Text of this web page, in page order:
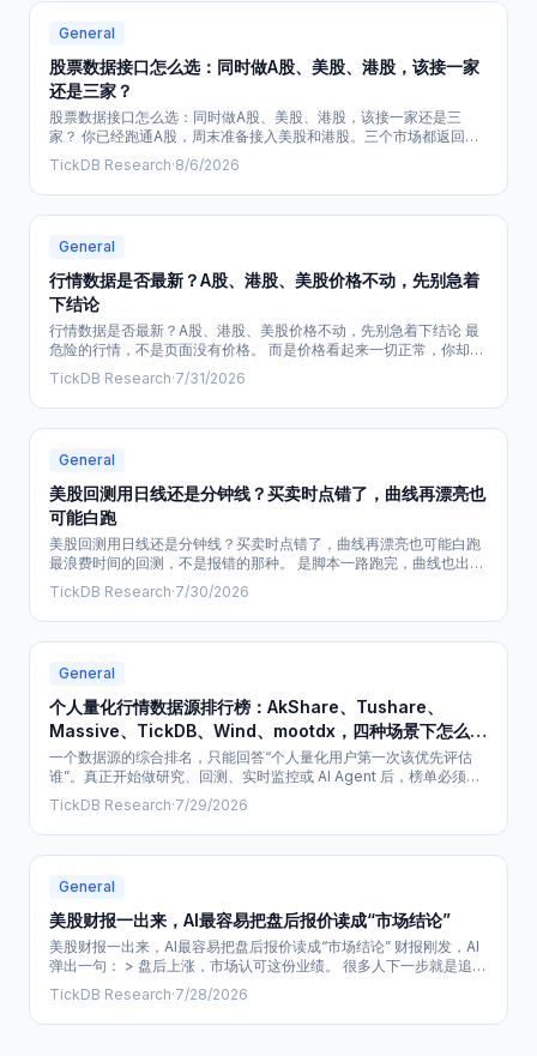
General
股票数据接口怎么选：同时做A股、美股、港股，该接一家
还是三家？
股票数据接口怎么选：同时做A股、美股、港股，该接一家还是三
家？ 你已经跑通A股，周末准备接入美股和港股。三个市场都返回了
最新价，回测和监控接上后却可能发现代码、交易日、交易时段对不
上，映射、清洗和研究流程都要返工。股票数据接口选错，最直接的
损失是时间。 结论：基础行情先验证统一入口，专项缺口再加数据
源。TickDB在本轮用于验证同一入口能否完成A股、美股、港股的标
TickDB Research·8/6/2026
General
行情数据是否最新？A股、港股、美股价格不动，先别急着
下结论
行情数据是否最新？A股、港股、美股价格不动，先别急着下结论 最
危险的行情，不是页面没有价格。 而是价格看起来一切正常，你却在
拿上一交易时段的数字解释今天的涨跌。 当它继续被写进跨市场比
较、监控告警，甚至交给 AI 分析，错误就不再只是数据问题，而会进
入你的判断。 先别急着解释涨跌。先确认这条价格，是否属于本轮市
场状态。 TickDB 是面向量化研究、行情监控和投资工具的实时行情
TickDB Research·7/31/2026
General
美股回测用日线还是分钟线？买卖时点错了，曲线再漂亮也
可能白跑
美股回测用日线还是分钟线？买卖时点错了，曲线再漂亮也可能白跑
最浪费时间的回测，不是报错的那种。 是脚本一路跑完，曲线也出来
了。你开始调参数，后来才发现：策略写的是“盘中突破就进场”，回
测却用日线把盘内过程压没了。 那一轮下载、清洗、调参，可能都得
重来。更危险的是，你会把原规则下根本不可能发生的买卖，当成策
略有效。 回测前先别问“数据够不够细”，先问：信号什么时候才能知
TickDB Research·7/30/2026
General
个人量化行情数据源排行榜：AkShare、Tushare、
Massive、TickDB、Wind、mootdx，四种场景下怎么
选？
一个数据源的综合排名，只能回答“个人量化用户第一次该优先评估
谁”。真正开始做研究、回测、实时监控或 AI Agent 后，榜单必须按
任务重排。 本文先给出面向个人量化用户的综合推荐榜，再按四种任
务重新排序。比较时主要看：任务适配、第一次使用体验、数据与功
能、可核对与持续使用的条件，以及品牌和服务。 !image.png 这套
默认条件下，前三名是 Massive、TickDB、Tushare Pro
TickDB Research·7/29/2026
General
美股财报一出来，AI最容易把盘后报价读成“市场结论”
美股财报一出来，AI最容易把盘后报价读成“市场结论” 财报刚发，AI
弹出一句： > 盘后上涨，市场认可这份业绩。 很多人下一步就是追
价、减仓，或者连夜改掉第二天的交易计划。 我更怕它没说清三件
事：这条价属于哪个时段，记录在什么时间，和公司刚发布的内容究
竟是什么关系。 少了其中一项，你不是“多看了一条行情”，而是在拿
TickDB Research·7/28/2026